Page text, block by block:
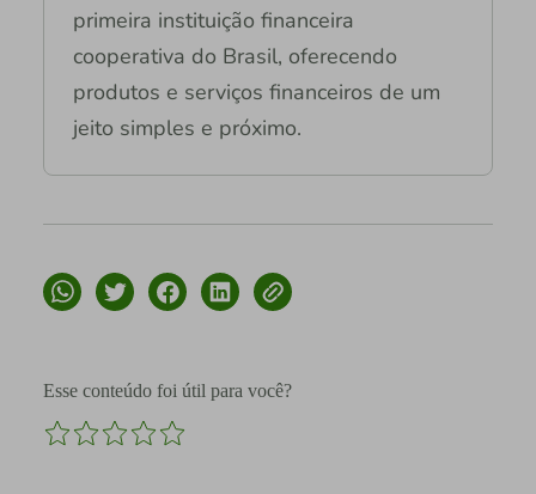
primeira instituição financeira
cooperativa do Brasil, oferecendo
produtos e serviços financeiros de um
jeito simples e próximo.
Esse conteúdo foi útil para você?